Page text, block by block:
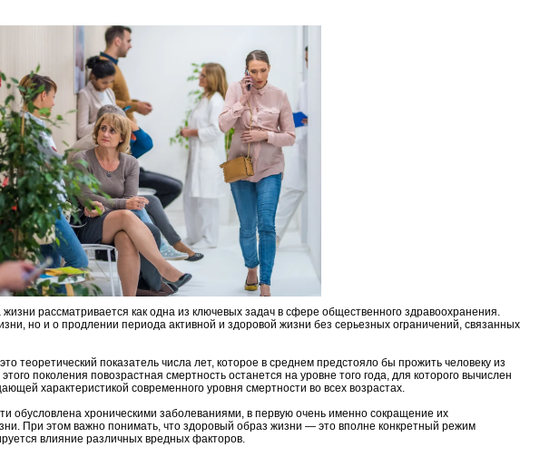
рассматривается как одна из ключевых задач в сфере общественного здравоохранения.
но и о продлении периода активной и здоровой жизни без серьезных ограничений, связанных
показатель числа лет, которое в среднем предстояло бы прожить человеку из
поколения повозрастная смертность останется на уровне того года, для которого вычислен
характеристикой современного уровня смертности во всех возрастах.
обусловлена хроническими заболеваниями, в первую очень именно сокращение их
При этом важно понимать, что здоровый образ жизни — это вполне конкретный режим
влияние различных вредных факторов.